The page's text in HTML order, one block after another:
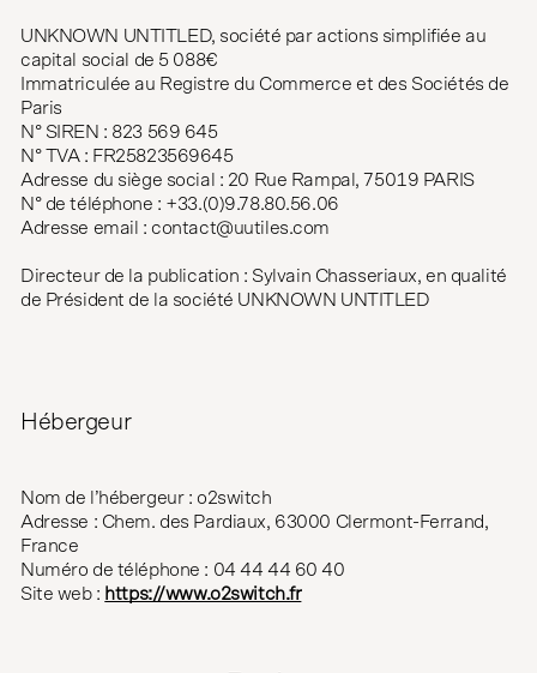
UNKNOWN UNTITLED, société par actions simplifiée au
capital social de 5 088€
Immatriculée au Registre du Commerce et des Sociétés de
Paris
N° SIREN : 823 569 645
N° TVA : FR25823569645
Adresse du siège social : 20 Rue Rampal, 75019 PARIS
N° de téléphone : +33.(0)9.78.80.56.06
Adresse email : contact@uutiles.com
Directeur de la publication : Sylvain Chasseriaux, en qualité
de Président de la société UNKNOWN UNTITLED
Hébergeur
Nom de l’hébergeur : o2switch
Adresse : Chem. des Pardiaux, 63000 Clermont-Ferrand,
France
Numéro de téléphone : 04 44 44 60 40
Site web : https://www.o2switch.fr